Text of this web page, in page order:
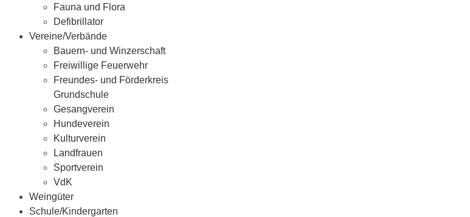
Fauna und Flora
Defibrillator
Vereine/Verbände
Bauern- und Winzerschaft
Freiwillige Feuerwehr
Freundes- und Förderkreis
Grundschule
Gesangverein
Hundeverein
Kulturverein
Landfrauen
Sportverein
VdK
Weingüter
Schule/Kindergarten